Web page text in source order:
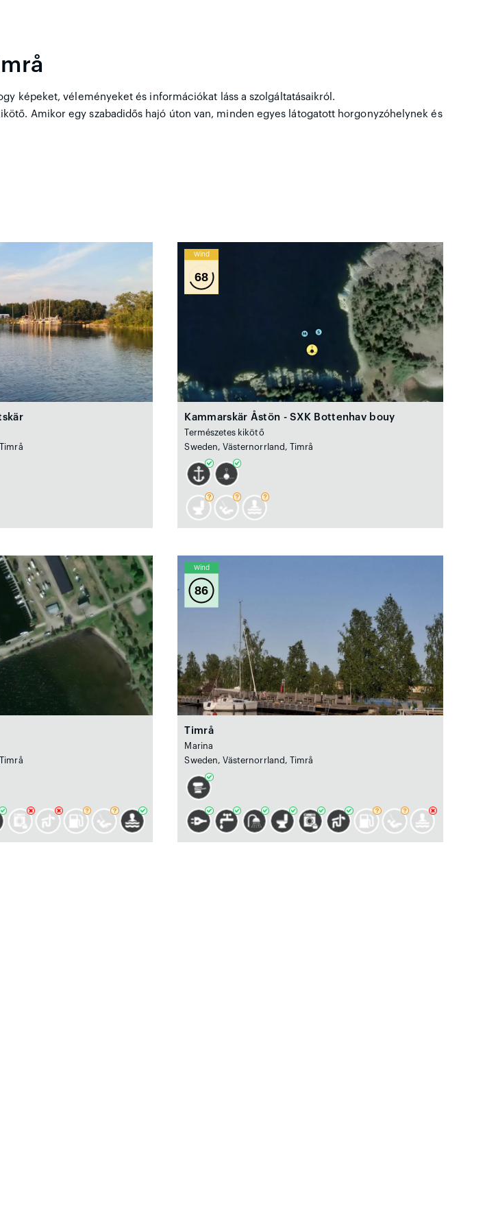
képeket, véleményeket és információkat láss a szolgáltatásaikról.
Amikor egy szabadidős hajó úton van, minden egyes látogatott horgonyzóhelynek és
Wind
68
Kammarskär Åstön - SXK Bottenhav bouy
Természetes kikötő
Sweden, Västernorrland, Timrå
Wind
86
Timrå
Marina
Sweden, Västernorrland, Timrå